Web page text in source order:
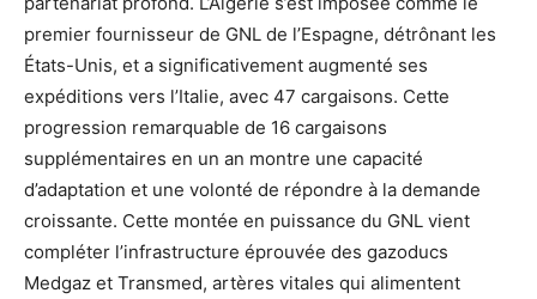
premier fournisseur de GNL de l’Espagne, détrônant les
États-Unis, et a significativement augmenté ses
expéditions vers l’Italie, avec 47 cargaisons. Cette
progression remarquable de 16 cargaisons
supplémentaires en un an montre une capacité
d’adaptation et une volonté de répondre à la demande
croissante. Cette montée en puissance du GNL vient
compléter l’infrastructure éprouvée des gazoducs
Medgaz et Transmed, artères vitales qui alimentent